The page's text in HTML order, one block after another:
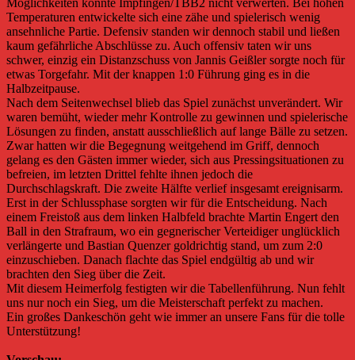
Temperaturen entwickelte sich eine zähe und spielerisch wenig
ansehnliche Partie. Defensiv standen wir dennoch stabil und ließen
kaum gefährliche Abschlüsse zu. Auch offensiv taten wir uns
schwer, einzig ein Distanzschuss von Jannis Geißler sorgte noch für
etwas Torgefahr. Mit der knappen 1:0 Führung ging es in die
Halbzeitpause.
Nach dem Seitenwechsel blieb das Spiel zunächst unverändert. Wir
waren bemüht, wieder mehr Kontrolle zu gewinnen und spielerische
Lösungen zu finden, anstatt ausschließlich auf lange Bälle zu setzen.
Zwar hatten wir die Begegnung weitgehend im Griff, dennoch
gelang es den Gästen immer wieder, sich aus Pressingsituationen zu
befreien, im letzten Drittel fehlte ihnen jedoch die
Durchschlagskraft. Die zweite Hälfte verlief insgesamt ereignisarm.
Erst in der Schlussphase sorgten wir für die Entscheidung. Nach
einem Freistoß aus dem linken Halbfeld brachte Martin Engert den
Ball in den Strafraum, wo ein gegnerischer Verteidiger unglücklich
verlängerte und Bastian Quenzer goldrichtig stand, um zum 2:0
einzuschieben. Danach flachte das Spiel endgültig ab und wir
brachten den Sieg über die Zeit.
Mit diesem Heimerfolg festigten wir die Tabellenführung. Nun fehlt
uns nur noch ein Sieg, um die Meisterschaft perfekt zu machen.
Ein großes Dankeschön geht wie immer an unsere Fans für die tolle
Unterstützung!